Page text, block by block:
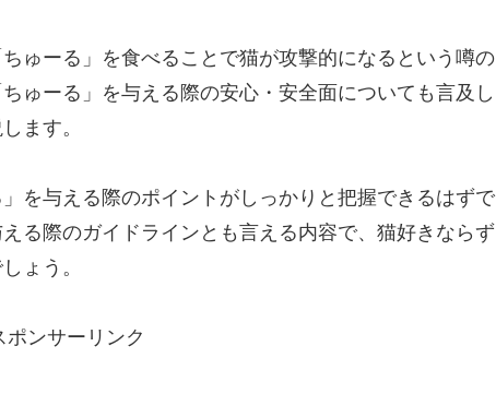
ゅーる」を食べることで猫が攻撃的になるという噂の
ゅーる」を与える際の安心・安全面についても言及し
ます。
を与える際のポイントがしっかりと把握できるはずで
る際のガイドラインとも言える内容で、猫好きならず
ょう。
ポンサーリンク